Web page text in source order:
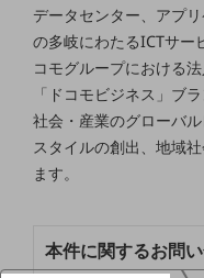
経験者採用
障がい者採用
人材育成制度
広告・協賛
データセンター、アプ
の多岐にわたるICTサー
コモグループにおける
「ドコモビジネス」ブ
社会・産業のグローバ
スタイルの創出、地域
ます。
本件に関するお問